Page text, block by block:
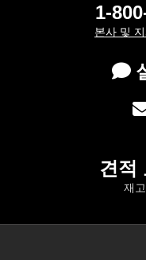
1-
본사 및
견적
재